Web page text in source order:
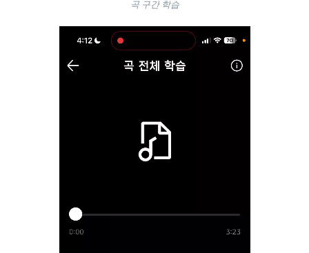
곡 구간 학습